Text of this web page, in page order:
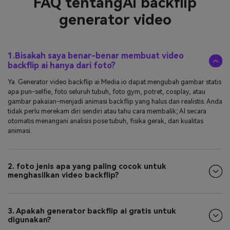
generator video
1.Bisakah saya benar-benar membuat video
backflip ai hanya dari foto?
Ya. Generator video backflip ai Media.io dapat mengubah gambar statis
apa pun-selfie, foto seluruh tubuh, foto gym, potret, cosplay, atau
gambar pakaian-menjadi animasi backflip yang halus dan realistis. Anda
tidak perlu merekam diri sendiri atau tahu cara membalik; AI secara
otomatis menangani analisis pose tubuh, fisika gerak, dan kualitas
animasi.
2. foto jenis apa yang paling cocok untuk
menghasilkan video backflip?
3. Apakah generator backflip ai gratis untuk
digunakan?